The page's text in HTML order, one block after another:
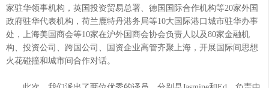
家驻华领事机构，英国投资贸易总署、德国国际合作机构等20家外国
政府驻华代表机构，荷兰鹿特丹港务局等10大国际港口城市驻华办事
处，上海美国商会等10家在沪外国商会协会负责人以及80家金融机
构、投资公司、跨国公司、国资企业高管齐聚上海，开展国际间思想
火花碰撞和城市间合作对话。